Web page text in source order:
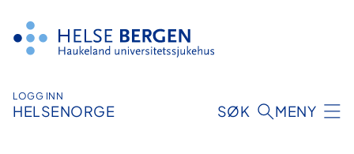
innhald
LOGG INN
HELSENORGE SØK MENY